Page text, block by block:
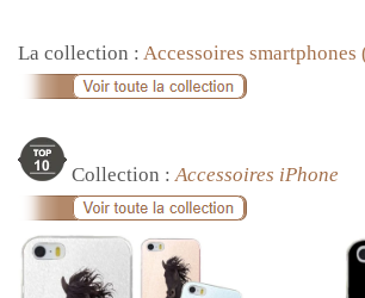
La collection : Accessoires smartphones
Collection :Accessoires iPhone